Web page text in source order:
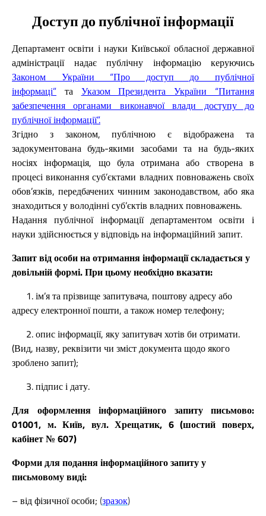
Доступ до публічної інформації
Департамент освіти і науки Київської обласної державної
адміністрації надає публічну інформацію
керуючись
Законом України “Про доступ до публічної
інформаці” та Указом Президента України “Питання
забезпечення органами виконавчої влади доступу до
публічної інформації”.
Згідно з законом, публічною є відображена та
задокументована будь-якими засобами та на будь-яких
носіях інформація, що була отримана або створена в
процесі виконання суб’єктами владних повноважень своїх
обов’язків, передбачених чинним законодавством, або яка
знаходиться у володінні суб’єктів владних повноважень.
Надання публічної інформації департаментом освіти і
науки здійснюється у відповідь на інформаційний запит.
Запит від особи на отримання інформації складається у
довільній формі. При цьому необхідно вказати:
1. ім’я та прізвище запитувача, поштову адресу або
адресу електронної пошти, а також номер телефону;
2. опис інформації, яку запитувач хотів би отримати.
(Вид, назву, реквізити чи зміст документа щодо якого
зроблено запит);
3. підпис і дату.
Для оформлення інформаційного запиту письмово:
01001, м. Київ, вул. Хрещатик, 6 (шостий поверх,
кабінет № 607)
Форми для подання інформаційного запиту у
письмовому виді:
– від фізичної особи; (зразок)